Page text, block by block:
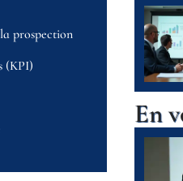
prospection
(KPI)
En